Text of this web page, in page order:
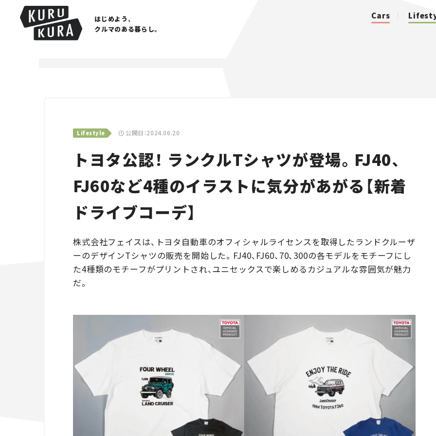
はじめよう、
クルマのある暮らし。
Cars
Lifestyle 公開日：2024.06.20
トヨタ公認！ ランクルTシャツが登場。FJ40、
FJ60など4種のイラストに気分があがる【新着
ドライブコーデ】
株式会社フェイスは、トヨタ自動車のオフィシャルライセンスを取得したランドクルーザ
ーのデザインTシャツの販売を開始した。FJ40、FJ60、70、300の各モデルをモチーフにし
た4種類のモチーフがプリントされ、ユニセックスで楽しめるカジュアルな雰囲気が魅力
だ。
Traffic
Special